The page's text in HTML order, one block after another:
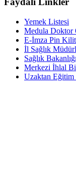
Yemek Listesi
Medula Doktor
E-İmza Pin
İl Sağlık
Sağlık Bakanlığı
Merkezi İhlal
Uzaktan Eğitim